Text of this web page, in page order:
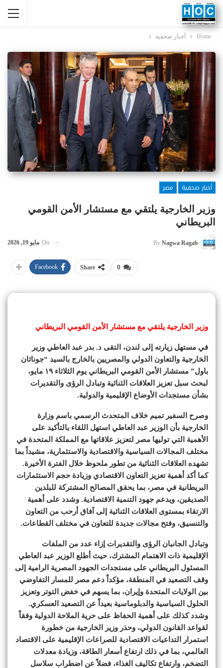
Home أخبار صحفية
أخبار صحفية
مصر
وزير الخارجية يلتقي مع مستشار الأمن القومي
البريطاني
By Nagwa Ragab
On مايو 19, 2026
0
Share
Facebook
وزير الخارجية يلتقي مع مستشار الأمن القومي البريطاني
في مستهل زيارته إلى لندن، التقى د. بدر عبد العاطي وزير
الخارجية والتعاون الدولي والمصريين بالخارج بالسيد “جوناثان
باول” مستشار الأمن القومي البريطاني يوم الثلاثاء ١٩ مايو،
لبحث سبل تعزيز العلاقات الثنائية وتبادل الرؤى والتقديرات
بشأن مستجدات الأوضاع الإقليمية والدولية.
وصرح السفير تميم خلاف المتحدث الرسمي باسم وزارة
الخارجية بأن الوزير عبد العاطي استهل اللقاء بالتأكيد على
الأهمية التي توليها مصر لتعزيز علاقاتها مع المملكة المتحدة في
مختلف المجالات السياسية والاقتصادية والاستثمارية، مشيداً بما
تشهده العلاقات الثنائية من تطور ملحوظ خلال الفترة الأخيرة.
كما أكد أهمية تعزيز التعاون الاقتصادي وزيادة حجم الاستثمارات
البريطانية في مصر، بما يحقق المصالح المشتركة للبلدين
الصديقين، ويدعم جهود التنمية الاقتصادية. وشدد على أهمية
الارتقاء بمستوى العلاقات الثنائية إلى آفاق أرحب من التعاون
والتنسيق، وفتح مجالات جديدة للتعاون في مختلف القطاعات.
وتبادل الجانبان الرؤى والتقديرات إزاء عدد من الملفات
الإقليمية ذات الاهتمام المشترك، حيث أطلع الوزير عبد العاطي
المسئول البريطاني على مستجدات الجهود المصرية الرامية إلى
وقف التصعيد في المنطقة، مؤكداً دعم مصر للمسار التفاوضي
بين الولايات المتحدة وإيران، بما يسهم في خفض التوتر وتعزيز
الحلول السياسية والدبلوماسية بعيداً عن التصعيد العسكري.
وشدد كذلك على أهمية الحفاظ على حرية الملاحة الدولية وفقاً
لقواعد القانون الدولي، وحذر وزير الخارجية من خطورة
استمرار التداعيات الاقتصادية للصراعات الإقليمية على الاقتصاد
العالمي، بما في ذلك ارتفاع أسعار الطاقة، وزيادة معدلات
التضخم، وارتفاع تكاليف الغذاء، فضلاً عن اضطراب سلاسل